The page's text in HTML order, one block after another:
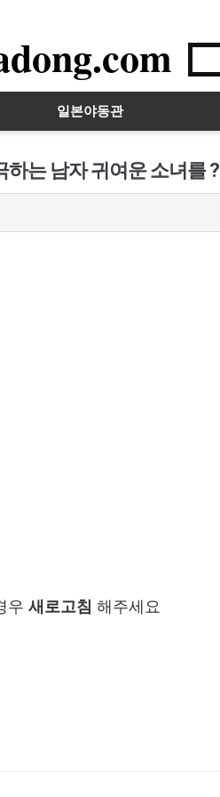
일본야동관
하는 남자 귀여운 소녀를 ?
우 새로고침 해주세요